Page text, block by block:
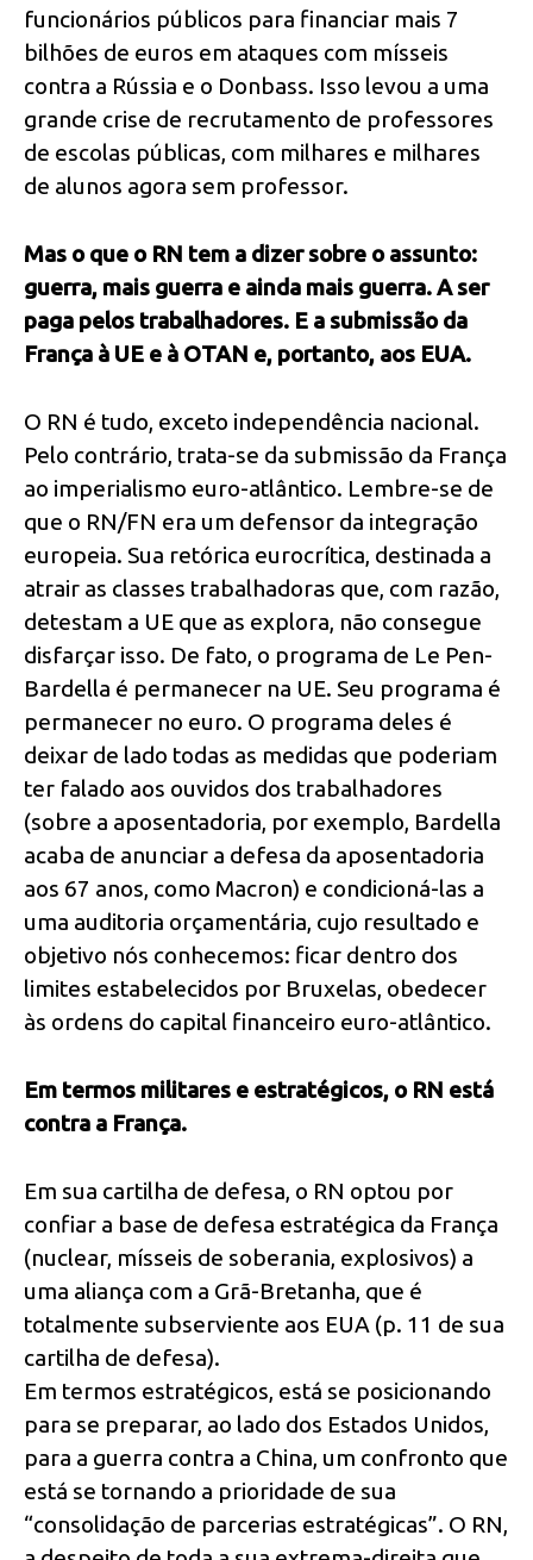
funcionários públicos para financiar mais 7
bilhões de euros em ataques com mísseis
contra a Rússia e o Donbass. Isso levou a uma
grande crise de recrutamento de professores
de escolas públicas, com milhares e milhares
de alunos agora sem professor.
Mas o que o RN tem a dizer sobre o assunto:
guerra, mais guerra e ainda mais guerra. A ser
paga pelos trabalhadores. E a submissão da
França à UE e à OTAN e, portanto, aos EUA.
O RN é tudo, exceto independência nacional.
Pelo contrário, trata-se da submissão da França
ao imperialismo euro-atlântico. Lembre-se de
que o RN/FN era um defensor da integração
europeia. Sua retórica eurocrítica, destinada a
atrair as classes trabalhadoras que, com razão,
detestam a UE que as explora, não consegue
disfarçar isso. De fato, o programa de Le Pen-
Bardella é permanecer na UE. Seu programa é
permanecer no euro. O programa deles é
deixar de lado todas as medidas que poderiam
ter falado aos ouvidos dos trabalhadores
(sobre a aposentadoria, por exemplo, Bardella
acaba de anunciar a defesa da aposentadoria
aos 67 anos, como Macron) e condicioná-las a
uma auditoria orçamentária, cujo resultado e
objetivo nós conhecemos: ficar dentro dos
limites estabelecidos por Bruxelas, obedecer
às ordens do capital financeiro euro-atlântico.
Em termos militares e estratégicos, o RN está
contra a França.
Em sua cartilha de defesa, o RN optou por
confiar a base de defesa estratégica da França
(nuclear, mísseis de soberania, explosivos) a
uma aliança com a Grã-Bretanha, que é
totalmente subserviente aos EUA (p. 11 de sua
cartilha de defesa).
Em termos estratégicos, está se posicionando
para se preparar, ao lado dos Estados Unidos,
para a guerra contra a China, um confronto que
está se tornando a prioridade de sua
“consolidação de parcerias estratégicas”. O RN,